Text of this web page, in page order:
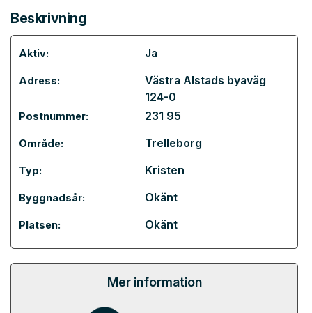
Beskrivning
Aktiv: Ja
Adress:
Västra Alstads byaväg
124-0
Postnummer: 231 95
Område: Trelleborg
Typ: Kristen
Byggnadsår: Okänt
Platsen: Okänt
Mer information